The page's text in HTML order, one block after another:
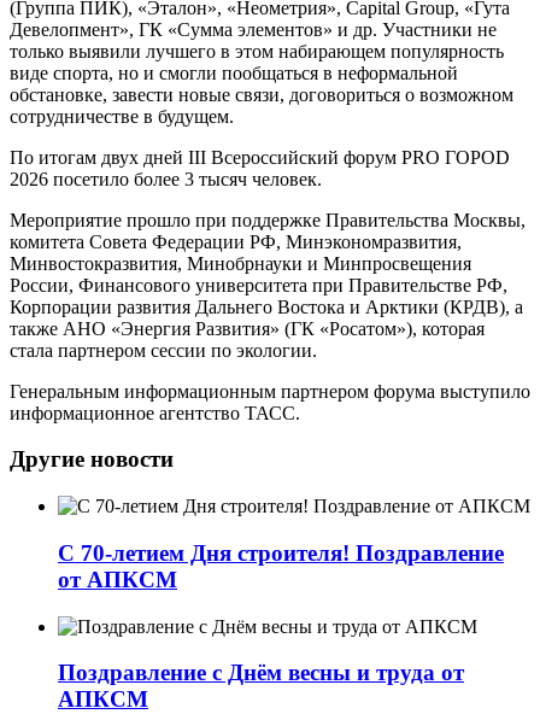
(Группа ПИК), «Эталон», «Неометрия», Capital Group, «Гута
Девелопмент», ГК «Сумма элементов» и др. Участники не
только выявили лучшего в этом набирающем популярность
виде спорта, но и смогли пообщаться в неформальной
обстановке, завести новые связи, договориться о возможном
сотрудничестве в будущем.
По итогам двух дней III Всероссийский форум PRO ГОРОD
2026 посетило более 3 тысяч человек.
Мероприятие прошло при поддержке Правительства Москвы,
комитета Совета Федерации РФ, Минэкономразвития,
Минвостокразвития, Минобрнауки и Минпросвещения
России, Финансового университета при Правительстве РФ,
Корпорации развития Дальнего Востока и Арктики (КРДВ), а
также АНО «Энергия Развития» (ГК «Росатом»), которая
стала партнером сессии по экологии.
Генеральным информационным партнером форума выступило
информационное агентство ТАСС.
Другие новости
С 70-летием Дня строителя! Поздравление
от АПКСМ
Поздравление с Днём весны и труда от
АПКСМ